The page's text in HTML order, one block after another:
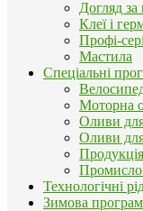
Догляд
Клеї і
Профі-
Мастила
Спеціальні
Моторна
Оливи для
Оливи
Технологічні
Зимова